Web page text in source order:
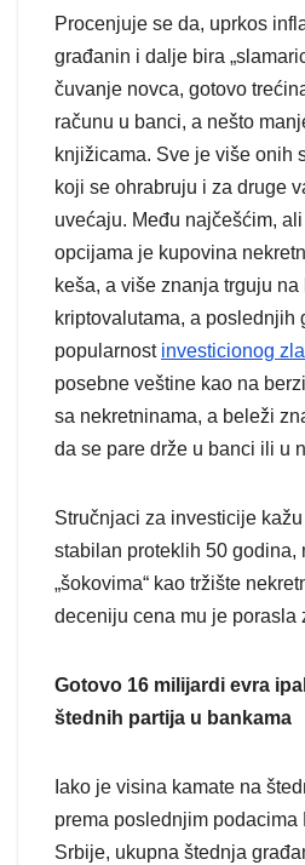
Procenjuje se da, uprkos
građanin i dalje bira
čuvanje novca, gotovo
računu u banci, a nešto
knjižicama. Sve je više onih
koji se ohrabruju i za druge
uvećaju. Među najčešćim,
opcijama je kupovina
keša, a više znanja trguju na
kriptovalutama, a poslednjih
popularnost investicionog
posebne veštine kao na
sa nekretninama, a beleži
da se pare drže u banci ili u
Stručnjaci za investicije
stabilan proteklih 50 godina,
„šokovima“ kao tržište
deceniju cena mu je porasla
Gotovo 16 milijardi evra
štednih partija u bankama
Iako je visina kamate na
prema poslednjim podacima
Srbije, ukupna štednja